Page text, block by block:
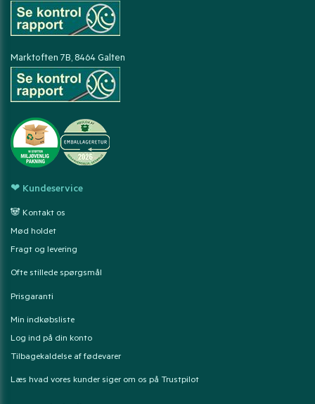
Marktoften 7B, 8464 Galten
❤ Kundeservice
🐼 Kontakt os
Mød holdet
Fragt og levering
Ofte stillede spørgsmål
Prisgaranti
Min indkøbsliste
Log ind på din konto
Tilbagekaldelse af fødevarer
Læs hvad vores kunder siger om os på Trustpilot